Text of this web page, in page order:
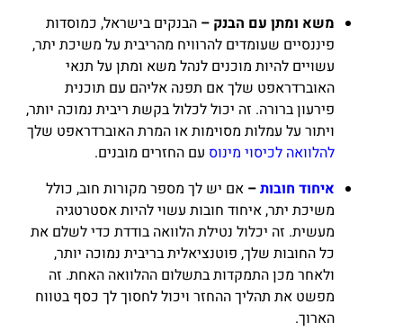
משא ומתן עם הבנק – הבנקים בישראל, כמוסדות
פיננסיים שעומדים להרוויח מהריבית על משיכת יתר,
עשויים להיות מוכנים לנהל משא ומתן על תנאי
האוברדראפט שלך אם תפנה אליהם עם תוכנית
פירעון ברורה. זה יכול לכלול בקשת ריבית נמוכה יותר,
ויתור על עמלות מסוימות או המרת האוברדראפט שלך
להלוואה לכיסוי מינוס עם החזרים מובנים.
איחוד חובות– אם יש לך מספר מקורות חוב, כולל
משיכת יתר, איחוד חובות עשוי להיות אסטרטגיה
מעשית. זה יכלול נטילת הלוואה בודדת כדי לשלם את
כל החובות שלך, פוטנציאלית בריבית נמוכה יותר,
ולאחר מכן התמקדות בתשלום ההלוואה האחת. זה
מפשט את תהליך ההחזר ויכול לחסוך לך כסף בטווח
הארוך.